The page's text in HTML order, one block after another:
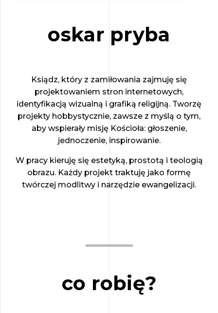
oskar pryba
Ksiądz, który z zamiłowania zajmuję się
projektowaniem stron internetowych,
identyfikacją wizualną i grafiką religijną. Tworzę
projekty hobbystycznie, zawsze z myślą o tym,
aby wspierały misję Kościoła: głoszenie,
jednoczenie, inspirowanie.
W pracy kieruję się estetyką, prostotą i teologią
obrazu. Każdy projekt traktuję jako formę
twórczej modlitwy i narzędzie ewangelizacji.
co robię?